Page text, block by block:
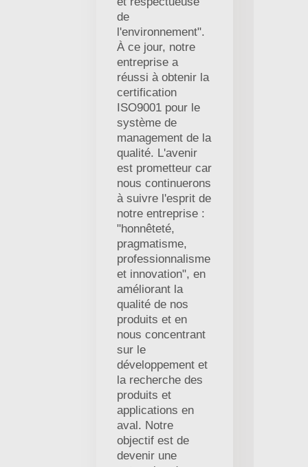
de
l'environnement".
À ce jour, notre
entreprise a
réussi à obtenir la
certification
ISO9001 pour le
système de
management de la
qualité. L'avenir
est prometteur car
nous continuerons
à suivre l'esprit de
notre entreprise :
"honnêteté,
pragmatisme,
professionnalisme
et innovation", en
améliorant la
qualité de nos
produits et en
nous concentrant
sur le
développement et
la recherche des
produits et
applications en
aval. Notre
objectif est de
devenir une